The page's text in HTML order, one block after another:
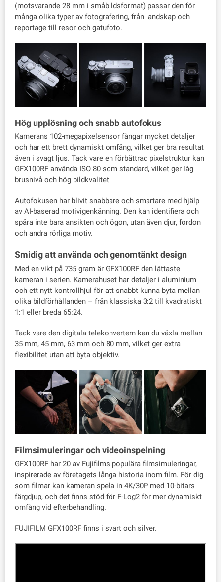
(motsvarande 28 mm i småbildsformat) passar den för
många olika typer av fotografering, från landskap och
reportage till resor och gatufoto.
Hög upplösning och snabb autofokus
Kamerans 102-megapixelsensor fångar mycket detaljer
och har ett brett dynamiskt omfång, vilket ger bra resultat
även i svagt ljus. Tack vare en förbättrad pixelstruktur kan
GFX100RF använda ISO 80 som standard, vilket ger låg
brusnivå och hög bildkvalitet.
Autofokusen har blivit snabbare och smartare med hjälp
av AI-baserad motivigenkänning. Den kan identifiera och
spåra inte bara ansikten och ögon, utan även djur, fordon
och andra rörliga motiv.
Smidig att använda och genomtänkt design
Med en vikt på 735 gram är GFX100RF den lättaste
kameran i serien. Kamerahuset har detaljer i aluminium
och ett nytt kontrollhjul för att snabbt kunna byta mellan
olika bildförhållanden – från klassiska 3:2 till kvadratiskt
1:1 eller breda 65:24.
Tack vare den digitala telekonvertern kan du växla mellan
35 mm, 45 mm, 63 mm och 80 mm, vilket ger extra
flexibilitet utan att byta objektiv.
Filmsimuleringar och videoinspelning
GFX100RF har 20 av Fujifilms populära filmsimuleringar,
inspirerade av företagets långa historia inom film. För dig
som filmar kan kameran spela in 4K/30P med 10-bitars
färgdjup, och det finns stöd för F-Log2 för mer dynamiskt
omfång vid efterbehandling.
FUJIFILM GFX100RF finns i svart och silver.